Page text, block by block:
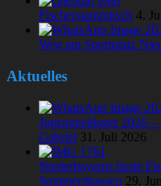
Fischerstammtisch 4.
Weg am Sportplatz
Aktuelles
Jugendzeltlager 2026
Gabriel 31. Juli 2026
Niederbayerns beste
Sommershausen 29.